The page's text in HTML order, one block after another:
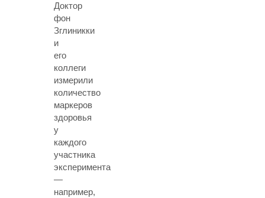
Доктор
фон
Зглиникки
и
его
коллеги
измерили
количество
маркеров
здоровья
у
каждого
участника
эксперимента
—
например,